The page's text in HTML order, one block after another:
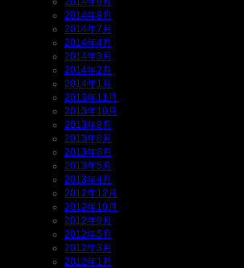
2014年8月
2014年7月
2014年4月
2014年3月
2014年2月
2014年1月
2013年11月
2013年10月
2013年9月
2013年8月
2013年6月
2013年5月
2013年4月
2012年12月
2012年10月
2012年9月
2012年5月
2012年3月
2012年1月